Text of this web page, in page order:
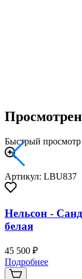
Быстрый просмотр
Артикул: LBU837
Нельсон -
белая
45 500 ₽
Подробнее